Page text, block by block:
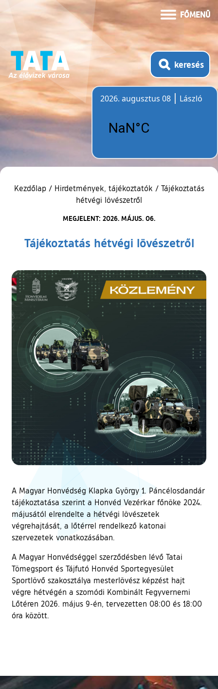
FŐMENÜ
keresés
2026. augusztus 08
László
Kezdőlap / Hirdetmények, tájékoztatók / Tájékoztatás
hétvégi lövészetről
MEGJELENT: 2026. MÁJUS. 06.
Tájékoztatás hétvégi lövészetről
A Magyar Honvédség Klapka György 1. Páncélosdandár
tájékoztatása szerint a Honvéd Vezérkar főnöke 2024.
májusától elrendelte a hétvégi lövészetek
végrehajtását, a lőtérrel rendelkező katonai
szervezetek vonatkozásában.
A Magyar Honvédséggel szerződésben lévő Tatai
Tömegsport és Tájfutó Honvéd Sportegyesület
Sportlövő szakosztálya mesterlövész képzést hajt
végre hétvégén a szomódi Kombinált Fegyvernemi
Lőtéren 2026. május 9-én, tervezetten 08:00 és 18:00
óra között.